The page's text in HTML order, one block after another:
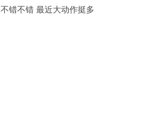
不错不错 最近大动作挺多